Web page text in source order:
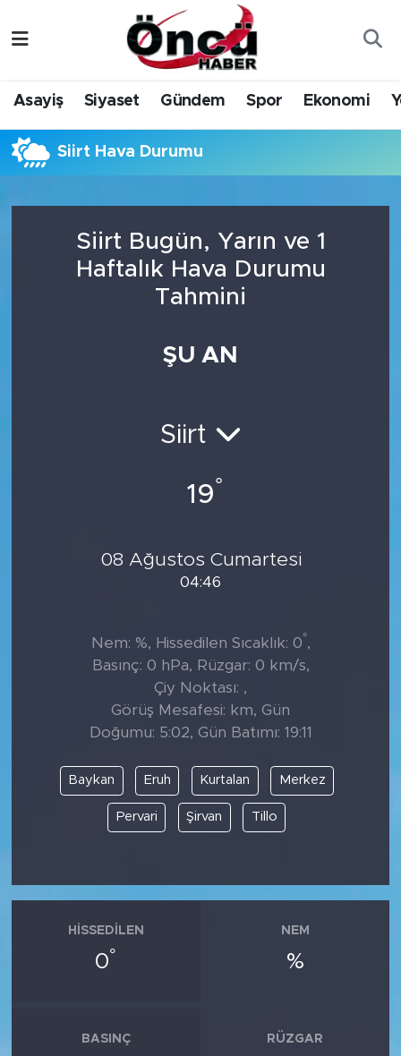
Asayiş Siyaset Gündem Spor Ekonomi
Siirt Hava Durumu
Siirt Bugün, Yarın ve 1
Haftalık Hava Durumu
Tahmini
ŞU AN
Siirt
19°
08 Ağustos Cumartesi
04:46
Nem: %, Hissedilen Sıcaklık: 0°,
Basınç: 0 hPa, Rüzgar: 0 km/s,
Çiy Noktası: ,
Görüş Mesafesi: km, Gün
Doğumu: 5:02, Gün Batımı: 19:11
Baykan Eruh Kurtalan Merkez
Pervari Şirvan Tillo
HISSEDILEN
0°
NEM
%
BASINÇ RÜZGAR
Gündem
Sağlık & Çevre
Spor
Siyaset
Düzce Nöbetçi Eczaneler
Düzce Hava Durumu
Düzce Namaz Vakitleri
Düzce Trafik Yoğunluk Haritası
Süper Lig Puan Durumu ve Fikstür
Tüm Manşetler